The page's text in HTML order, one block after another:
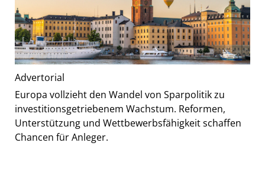
Advertorial
Europa vollzieht den Wandel von Sparpolitik zu
investitionsgetriebenem Wachstum. Reformen,
Unterstützung und Wettbewerbsfähigkeit schaffen
Chancen für Anleger.